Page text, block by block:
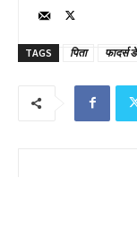
TAGS पिता फादर्स डे